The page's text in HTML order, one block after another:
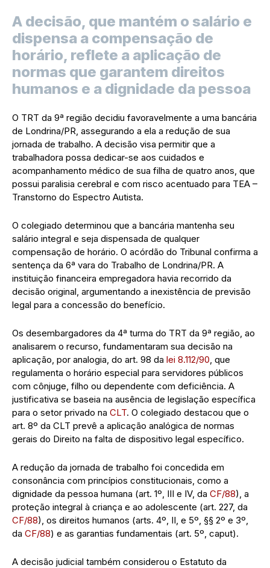
A decisão, que mantém o salário e
dispensa a compensação de
horário, reflete a aplicação de
normas que garantem direitos
humanos e a dignidade da pessoa
O TRT da 9ª região decidiu favoravelmente a uma bancária
de Londrina/PR, assegurando a ela a redução de sua
jornada de trabalho. A decisão visa permitir que a
trabalhadora possa dedicar-se aos cuidados e
acompanhamento médico de sua filha de quatro anos, que
possui paralisia cerebral e com risco acentuado para TEA –
Transtorno do Espectro Autista.
O colegiado determinou que a bancária mantenha seu
salário integral e seja dispensada de qualquer
compensação de horário. O acórdão do Tribunal confirma a
sentença da 6ª vara do Trabalho de Londrina/PR. A
instituição financeira empregadora havia recorrido da
decisão original, argumentando a inexistência de previsão
legal para a concessão do benefício.
Os desembargadores da 4ª turma do TRT da 9ª região, ao
analisarem o recurso, fundamentaram sua decisão na
aplicação, por analogia, do art. 98 da lei 8.112/90, que
regulamenta o horário especial para servidores públicos
com cônjuge, filho ou dependente com deficiência. A
justificativa se baseia na ausência de legislação específica
para o setor privado na CLT. O colegiado destacou que o
art. 8º da CLT prevê a aplicação analógica de normas
gerais do Direito na falta de dispositivo legal específico.
A redução da jornada de trabalho foi concedida em
consonância com princípios constitucionais, como a
dignidade da pessoa humana (art. 1º, III e IV, da CF/88), a
proteção integral à criança e ao adolescente (art. 227, da
CF/88), os direitos humanos (arts. 4º, II, e 5º, §§ 2º e 3º,
da CF/88) e as garantias fundamentais (art. 5º, caput).
A decisão judicial também considerou o Estatuto da